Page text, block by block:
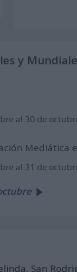
y
al 30 de
Mediática
al 31 de
San